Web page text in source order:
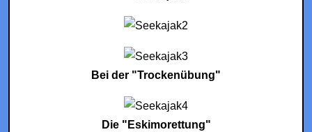
Bei der "Trockenübung"
Die "Eskimorettung"